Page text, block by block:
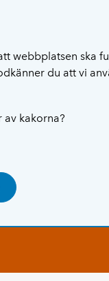
webbplatsen ska
du att vi
kakorna?